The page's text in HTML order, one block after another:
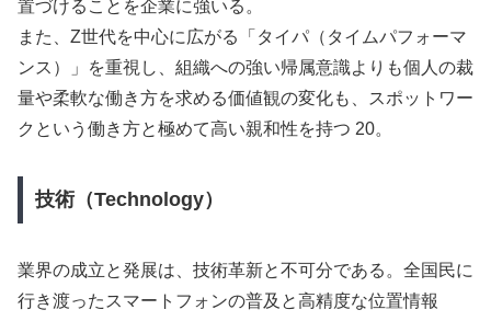
置づけることを企業に強いる。
また、Z世代を中心に広がる「タイパ（タイムパフォーマ
ンス）」を重視し、組織への強い帰属意識よりも個人の裁
量や柔軟な働き方を求める価値観の変化も、スポットワー
クという働き方と極めて高い親和性を持つ 20。
技術（Technology）
業界の成立と発展は、技術革新と不可分である。全国民に
行き渡ったスマートフォンの普及と高精度な位置情報